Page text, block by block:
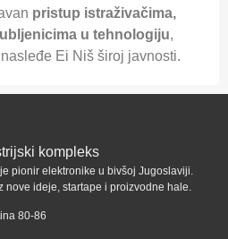
pristup istraživačima,
u tehnologiju,
Ei Niš široj javnosti.
kompleks
pionir elektronike u bivšoj Jugoslaviji.
ideje, startape i proizvodne hale.
80-86